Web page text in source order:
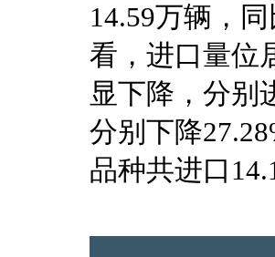
14.59万辆，
看，进口量位
显下降，分别
分别下降
品种共进口